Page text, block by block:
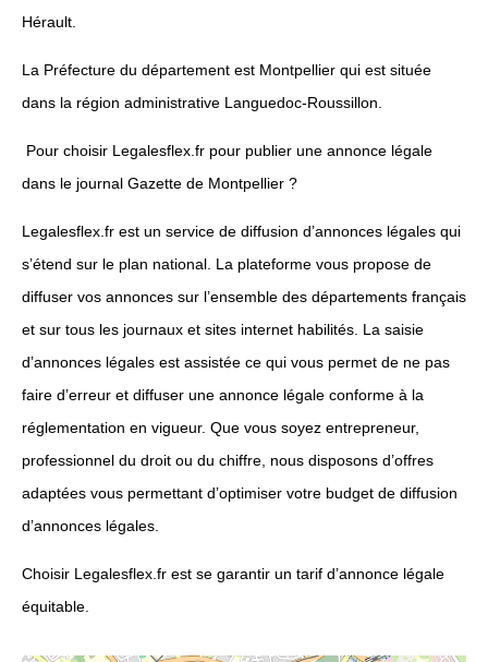
Hérault.
La Préfecture du département est Montpellier qui est située
dans la région administrative Languedoc-Roussillon.
Pour choisir Legalesflex.fr pour publier une annonce légale
dans le journal Gazette de Montpellier ?
Legalesflex.fr est un service de diffusion d’annonces légales qui
s’étend sur le plan national. La plateforme vous propose de
diffuser vos annonces sur l’ensemble des départements français
et sur tous les journaux et sites internet habilités. La saisie
d’annonces légales est assistée ce qui vous permet de ne pas
faire d’erreur et diffuser une annonce légale conforme à la
réglementation en vigueur. Que vous soyez entrepreneur,
professionnel du droit ou du chiffre, nous disposons d’offres
adaptées vous permettant d’optimiser votre budget de diffusion
d’annonces légales.
Choisir Legalesflex.fr est se garantir un tarif d’annonce légale
équitable.